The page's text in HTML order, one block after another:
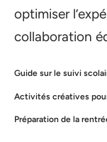
optimiser
collaboration
Guide sur le suivi
Activités créatives
Préparation de la